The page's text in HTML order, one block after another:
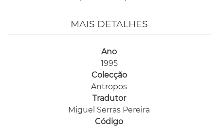
MAIS DETALHES
Ano
1995
Colecção
Antropos
Tradutor
Miguel Serras Pereira
Código